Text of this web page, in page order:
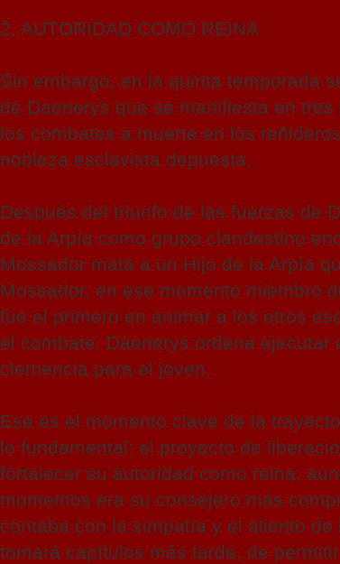
2. AUTORIDAD COMO REINA
Sin embargo, en la quinta temporada
de Daenerys que se manifiesta en
los combates a muerte en los
nobleza esclavista depuesta.
Después del triunfo de las fuerzas de
de la Arpía como grupo clandestino
Mossador mata a un Hijo de la Arpía
Mossador, en ese momento miembro
fue el primero en animar a los otros
el combate. Daenerys ordena
clemencia para el joven.
Ese es el momento clave de la
lo fundamental: el proyecto de
fortalecer su autoridad como reina,
momentos era su consejero más
contaba con la simpatía y el aliento
tomará capítulos más tarde, de